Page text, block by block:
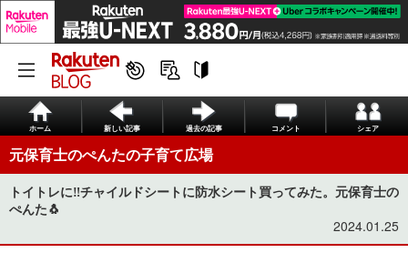
ホーム 新しい記事 過去の記事 コメント シェア
元保育士のぺんたの子育て広場
トイトレに‼️チャイルドシートに防水シート買ってみた。元保育士の
ぺんた🐧
2024.01.25